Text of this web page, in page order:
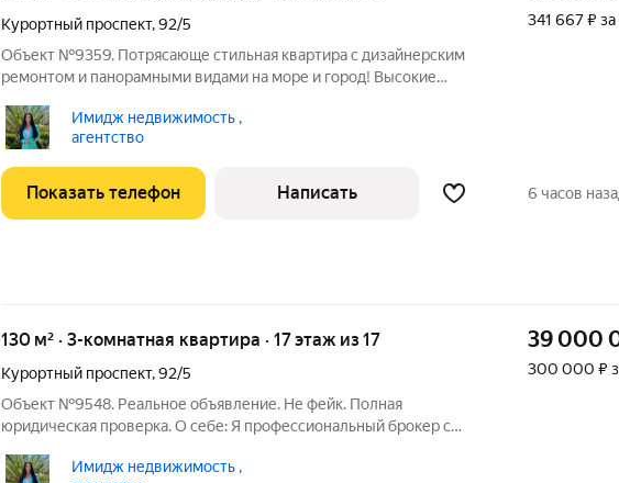
Курортный проспект,92/5
Объект №9359. Потрясающе стильная квартира с дизайнерским
ремонтом и панорамными видами на море и город! Высокие
две видовые террасы, с каждого окна открываются виды на море
и город. О
Имидж недвижимость ,
агентство
341 667 ₽ за
Показать телефон Написать 6 часов
130 м² · 3-комнатная квартира · 17 этаж из 17
Курортный проспект,92/5
Объект №9548. Реальное объявление. Не фейк. Полная
юридическая проверка. О себе: Я профессиональный брокер с
проводником в мир курортной недвижимости.Предлагаем
Имидж недвижимость ,
39 000
300 000 ₽